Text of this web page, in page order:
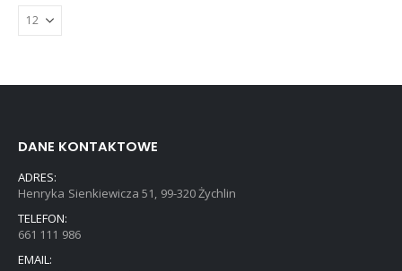
DANE KONTAKTOWE
ADRES:
Henryka Sienkiewicza 51, 99-320 Żychlin
TELEFON:
661 111 986
EMAIL: